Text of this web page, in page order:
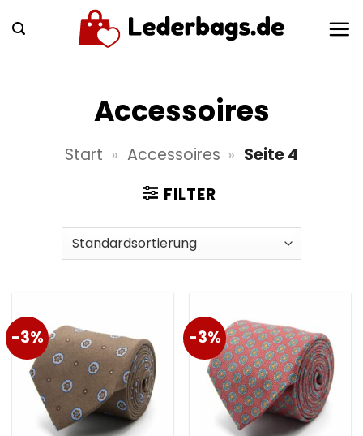
Inhalt
Accessoires
Start » Accessoires » Seite 4
FILTER
-3% -3%